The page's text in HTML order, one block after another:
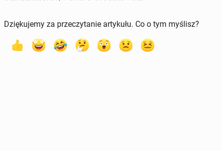
Dziękujemy za przeczytanie artykułu. Co o tym myślisz?